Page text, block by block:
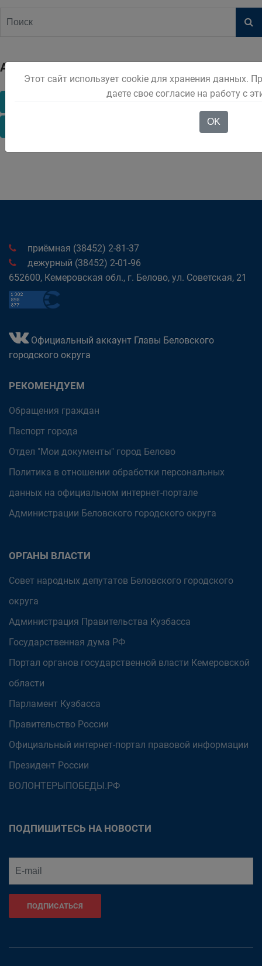
Архив
2022
приёмная (38452) 2-81-37
дежурный (38452) 2-01-96
652600, Кемеровская обл., г. Белово, ул. Советская, 21
Официальный аккаунт Главы Беловского
городского округа
РЕКОМЕНДУЕМ
Обращения граждан
Паспорт города
Отдел "Мои документы" город Белово
Политика в отношении обработки персональных
данных на официальном интернет-портале
Администрации Беловского городского округа
ОРГАНЫ ВЛАСТИ
Совет народных депутатов Беловского городского
округа
Администрация Правительства Кузбасса
Государственная дума РФ
Портал органов государственной власти Кемеровской
области
Парламент Кузбасса
Правительство России
Официальный интернет-портал правовой информации
Президент России
ВОЛОНТЕРЫПОБЕДЫ.РФ
ПОДПИШИТЕСЬ НА НОВОСТИ
ПОДПИСАТЬСЯ
Этот сайт использует cookie для хранения данных.
даете свое согласие на работу с
OK